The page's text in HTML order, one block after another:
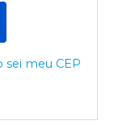
sei meu CEP